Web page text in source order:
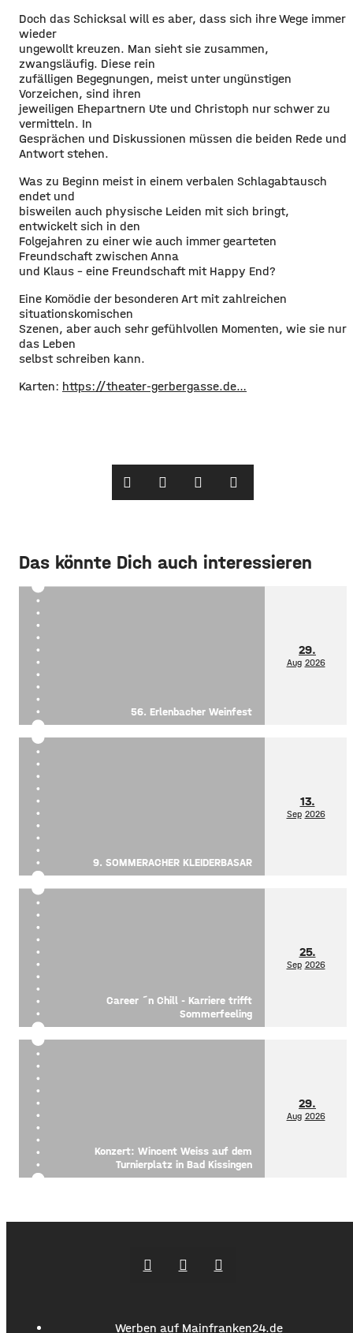
Doch das Schicksal will es aber, dass sich ihre Wege immer
wieder
ungewollt kreuzen. Man sieht sie zusammen,
zwangsläufig. Diese rein
zufälligen Begegnungen, meist unter ungünstigen
Vorzeichen, sind ihren
jeweiligen Ehepartnern Ute und Christoph nur schwer zu
vermitteln. In
Gesprächen und Diskussionen müssen die beiden Rede und
Antwort stehen.
Was zu Beginn meist in einem verbalen Schlagabtausch
endet und
bisweilen auch physische Leiden mit sich bringt,
entwickelt sich in den
Folgejahren zu einer wie auch immer gearteten
Freundschaft zwischen Anna
und Klaus – eine Freundschaft mit Happy End?
Eine Komödie der besonderen Art mit zahlreichen
situationskomischen
Szenen, aber auch sehr gefühlvollen Momenten, wie sie nur
das Leben
selbst schreiben kann.
Karten: https://theater-gerbergasse.de…
Das könnte Dich auch interessieren
56. Erlenbacher Weinfest
29.
Aug 2026
9. SOMMERACHER KLEIDERBASAR
13.
Sep 2026
Career ´n Chill - Karriere trifft
Sommerfeeling
25.
Sep 2026
Konzert: Wincent Weiss auf dem
Turnierplatz in Bad Kissingen
29.
Aug 2026
Werben auf Mainfranken24.de